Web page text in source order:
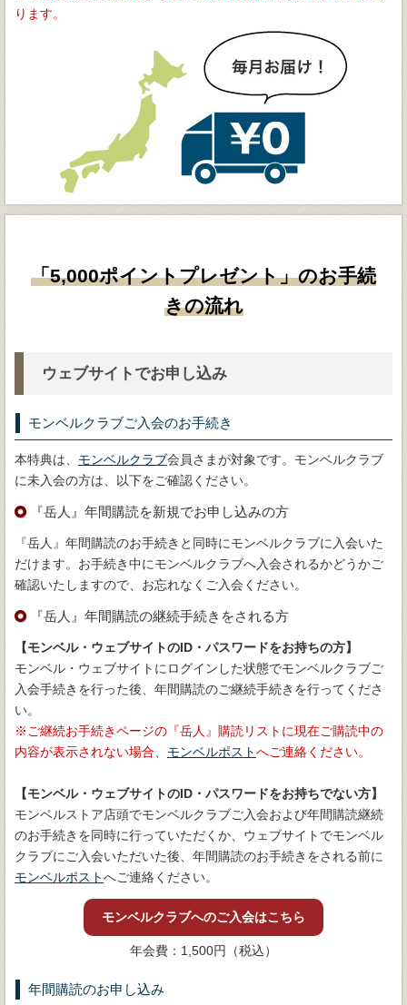
ります。
「5,000ポイントプレゼント」のお手続
きの流れ
ウェブサイトでお申し込み
モンベルクラブご入会のお手続き
本特典は、 モンベルクラブ会員さまが対象です。モンベルクラブ
に未入会の方は、以下をご確認ください。
『岳人』年間購読を新規でお申し込みの方
『岳人』年間購読のお手続きと同時にモンベルクラブに入会いた
だけます。お手続き中にモンベルクラブへ入会されるかどうかご
確認いたしますので、お忘れなくご入会ください。
『岳人』年間購読の継続手続きをされる方
【モンベル・ウェブサイトのID・パスワードをお持ちの方】
モンベル・ウェブサイトにログインした状態でモンベルクラブご
入会手続きを行った後、年間購読のご継続手続きを行ってくださ
い。
ご継続お手続きページの『岳人』購読リストに現在ご購読中の
内容が表示されない場合、 モンベルポストへご連絡ください。
【モンベル・ウェブサイトのID・パスワードをお持ちでない方】
モンベルストア店頭でモンベルクラブご入会および年間購読継続
のお手続きを同時に行っていただくか、ウェブサイトでモンベル
クラブにご入会いただいた後、年間購読のお手続きをされる前に
モンベルポストへご連絡ください。
モンベルクラブへのご入会はこちら
年会費：1,500円（税込）
年間購読のお申し込み